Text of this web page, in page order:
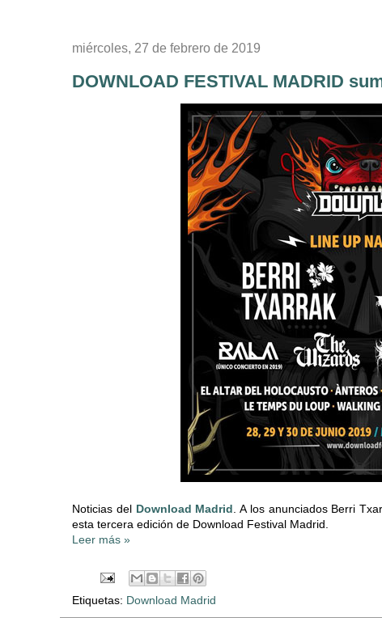
miércoles, 27 de febrero de 2019
DOWNLOAD FESTIVAL MADRID
Noticias del Download Madrid. A los anunciados Berri
esta tercera edición de Download Festival Madrid.
Leer más »
Etiquetas: Download Madrid